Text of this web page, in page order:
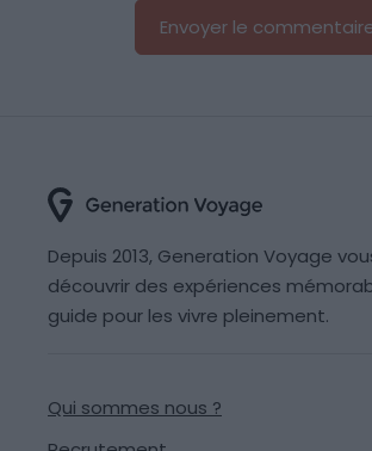
Depuis 2013, Generation Voyage
découvrir des expériences
guide pour les vivre pleinement.
Qui sommes nous ?